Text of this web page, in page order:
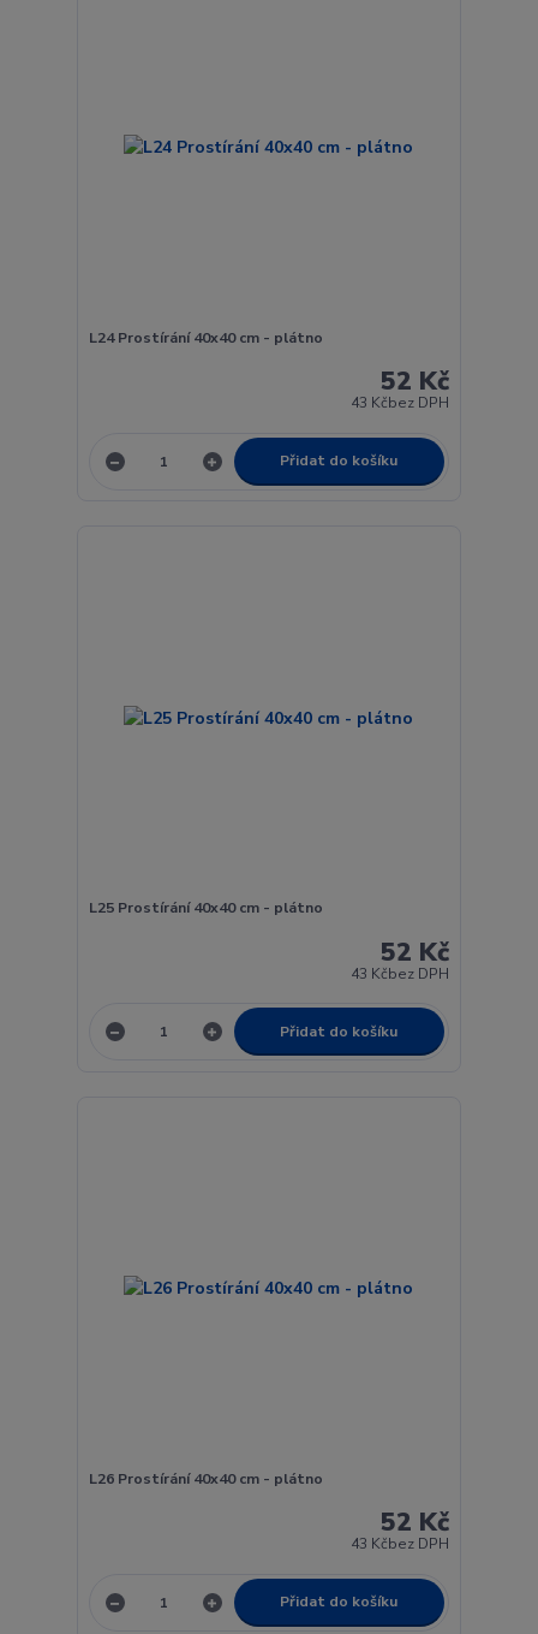
L24 Prostírání 40x40 cm - plátno
52 Kč
43 Kčbez DPH
Přidat do košíku
L25 Prostírání 40x40 cm - plátno
52 Kč
43 Kčbez DPH
Přidat do košíku
L26 Prostírání 40x40 cm - plátno
52 Kč
43 Kčbez DPH
Přidat do košíku